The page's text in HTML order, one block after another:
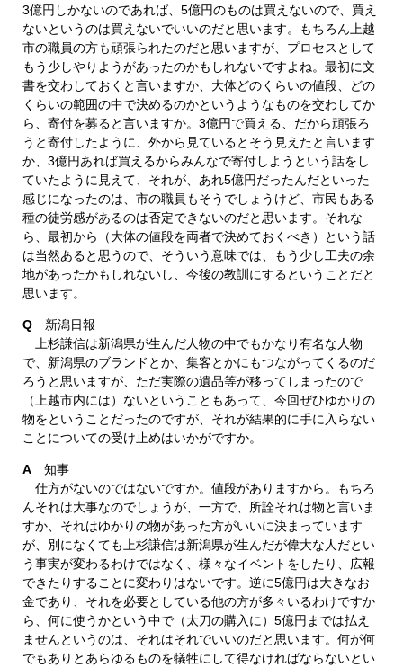
3億円しかないのであれば、5億円のものは買えないので、買え
ないというのは買えないでいいのだと思います。もちろん上越
市の職員の方も頑張られたのだと思いますが、プロセスとして
もう少しやりようがあったのかもしれないですよね。最初に文
書を交わしておくと言いますか、大体どのくらいの値段、どの
くらいの範囲の中で決めるのかというようなものを交わしてか
ら、寄付を募ると言いますか。3億円で買える、だから頑張ろ
うと寄付したように、外から見ているとそう見えたと言います
か、3億円あれば買えるからみんなで寄付しようという話をし
ていたように見えて、それが、あれ5億円だったんだといった
感じになったのは、市の職員もそうでしょうけど、市民もある
種の徒労感があるのは否定できないのだと思います。それな
ら、最初から（大体の値段を両者で決めておくべき）という話
は当然あると思うので、そういう意味では、もう少し工夫の余
地があったかもしれないし、今後の教訓にするということだと
思います。
Q 新潟日報
上杉謙信は新潟県が生んだ人物の中でもかなり有名な人物
で、新潟県のブランドとか、集客とかにもつながってくるのだ
ろうと思いますが、ただ実際の遺品等が移ってしまったので
（上越市内には）ないということもあって、今回ぜひゆかりの
物をということだったのですが、それが結果的に手に入らない
ことについての受け止めはいかがですか。
A 知事
仕方がないのではないですか。値段がありますから。もちろ
んそれは大事なのでしょうが、一方で、所詮それは物と言いま
すか、それはゆかりの物があった方がいいに決まっています
が、別になくても上杉謙信は新潟県が生んだが偉大な人だとい
う事実が変わるわけではなく、様々なイベントをしたり、広報
できたりすることに変わりはないです。逆に5億円は大きなお
金であり、それを必要としている他の方が多々いるわけですか
ら、何に使うかという中で（太刀の購入に）5億円までは払え
ませんというのは、それはそれでいいのだと思います。何が何
でもありとあらゆるものを犠牲にして得なければならないとい